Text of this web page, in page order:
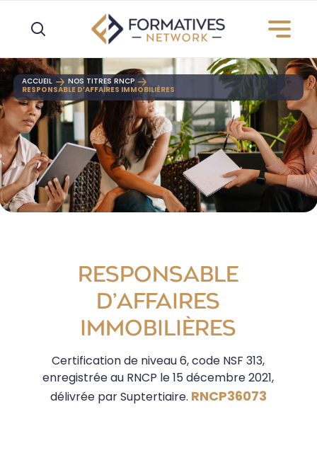
ACCUEIL
NOS TITRES RNCP
RESPONSABLE D’AFFAIRES IMMOBILIÈRES
RESPONSABLE
D’AFFAIRES
IMMOBILIÈRES
Certification de niveau 6, code NSF 313,
enregistrée au RNCP le 15 décembre 2021,
délivrée par Suptertiaire. RNCP36073